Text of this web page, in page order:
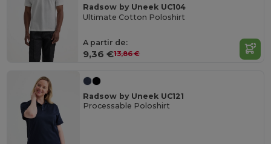
Radsow by Uneek UC104
Ultimate Cotton Poloshirt
A partir de:
9,36 €13,86 €
Radsow by Uneek UC121
Processable Poloshirt